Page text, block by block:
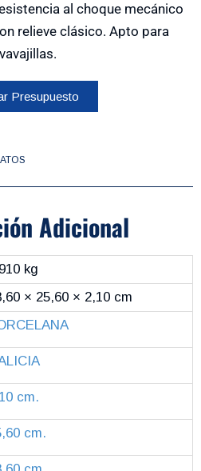
al choque mecánico
relieve clásico. Apto para
Presupuesto
Adicional
kg
× 25,60 × 2,10 cm
cm.
cm.